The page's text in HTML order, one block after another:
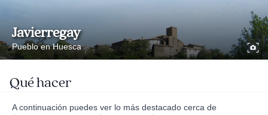
Javierregay
Pueblo en Huesca
Qué hacer
A continuación puedes ver lo más destacado cerca de